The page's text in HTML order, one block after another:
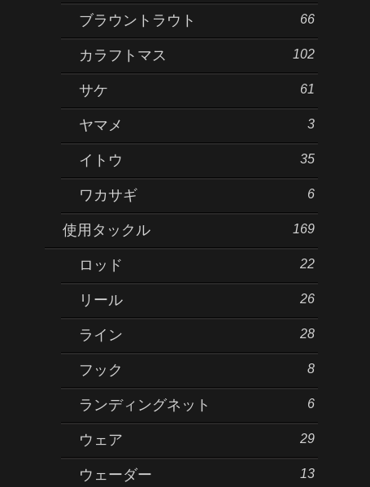
ブラウントラウト 66
カラフトマス 102
サケ 61
ヤマメ 3
イトウ 35
ワカサギ 6
使用タックル 169
ロッド 22
リール 26
ライン 28
フック 8
ランディングネット 6
ウェア 29
ウェーダー 13